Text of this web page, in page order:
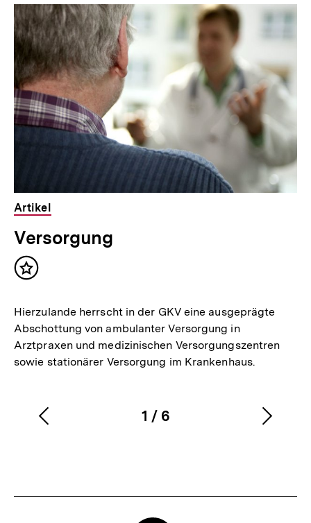
Inhaltskarousell
für
weitere
Inhalte
Inhaltskarussell
überspringen
Artikel
Versorgung
Inhalt
Hierzulande herrscht in der GKV eine ausgeprägte
Abschottung von ambulanter Versorgung in
Arztpraxen und medizinischen Versorgungszentren
sowie stationärer Versorgung im Krankenhaus.
Karussellinhalt
1
von
/ 6
Vorherigen